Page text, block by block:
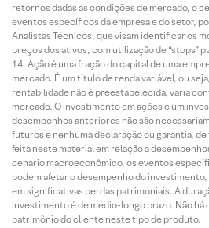
retornos dadas as condições de mercado, o
eventos específicos da empresa e do setor,
Analistas Técnicos, que visam identificar os
preços dos ativos, com utilização de “stops”
Ação é uma fração do capital de uma
mercado. É um título de renda variável, ou
rentabilidade não é preestabelecida, varia
mercado. O investimento em ações é um
desempenhos anteriores não são
futuros e nenhuma declaração ou garantia,
feita neste material em relação a
cenário macroeconômico, os eventos
podem afetar o desempenho do
em significativas perdas patrimoniais. A
investimento é de médio-longo prazo. Não há
patrimônio do cliente neste tipo de produto.